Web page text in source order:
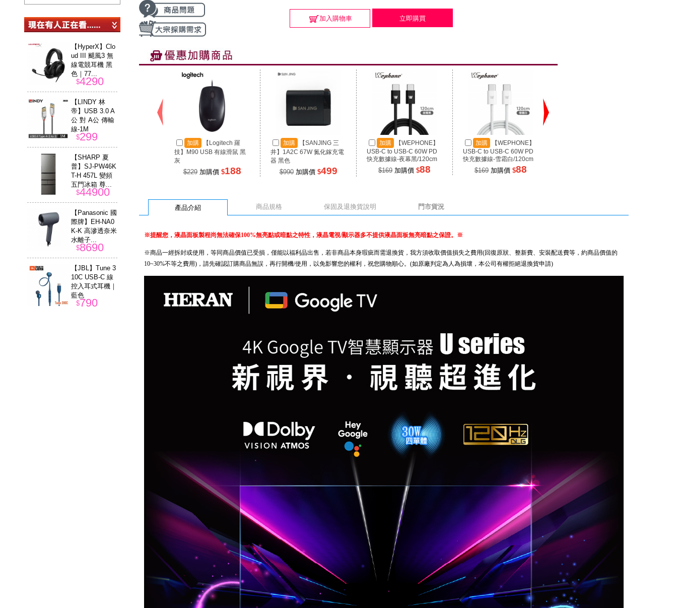
加入購物車 立即購買
加購
【Logitech 羅
技】M90 USB 有線滑鼠 黑
灰
$229加購價 $188
加購
【SANJING 三
井】1A2C 67W 氮化鎵充電
器 黑色
$990加購價 $499
加購
【WEPHONE】
USB-C to USB-C 60W PD
快充數據線-夜幕黑/120cm
$169 加購價 $88
加購
【WEPHONE】
USB-C to USB-C 60W PD
快充數據線-雪霜白/120cm
$169 加購價 $88
產品介紹 商品規格 保固及退換貨說明 門市貨況
※提醒您，液晶面板製程尚無法確保100%無亮點或暗點之特性，液晶電視/顯示器多不提供液晶面板無亮暗點之保證。※
※商品一經拆封或使用，等同商品價值已受損，僅能以福利品出售，若非商品本身瑕疵而需退換貨，我方須收取價值損失之費用(回復原狀、整新費、安裝配送費等，約商品價值的
10~30%不等之費用)，請先確認訂購商品無誤，再行開機/使用，以免影響您的權利，祝您購物順心。(如原廠判定為人為損壞，本公司有權拒絕退換貨申請)
【HyperX】Clo
ud III 颶風3 無
線電競耳機 黑
色｜77...
$4290
【LINDY 林
帝】USB 3.0 A
公 對 A公 傳輸
線-1M
$299
【SHARP 夏
普】SJ-PW46K
T-H 457L 變頻
五門冰箱 尊...
$44900
【Panasonic 國
際牌】EH-NA0
K-K 高滲透奈米
水離子...
$8690
【JBL】Tune 3
10C USB-C 線
控入耳式耳機｜
藍色
$790